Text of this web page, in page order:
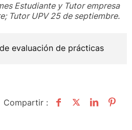
Estudiante y Tutor empresa
Tutor UPV 25 de septiembre.
evaluación de prácticas
Compartir :